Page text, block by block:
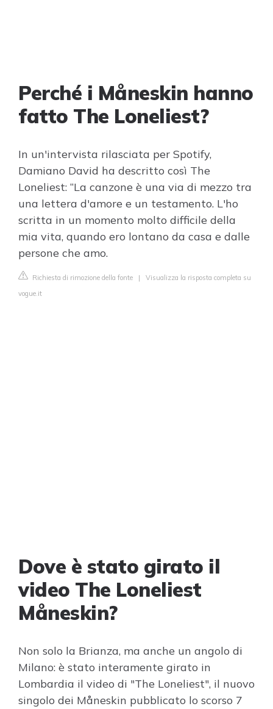
Perché i Måneskin hanno
fatto The Loneliest?
In un'intervista rilasciata per Spotify,
Damiano David ha descritto così The
Loneliest: “La canzone è una via di mezzo tra
una lettera d'amore e un testamento. L'ho
scritta in un momento molto difficile della
mia vita, quando ero lontano da casa e dalle
persone che amo.
Richiesta di rimozione della fonte | Visualizza la risposta completa su
vogue.it
Dove è stato girato il
video The Loneliest
Måneskin?
Non solo la Brianza, ma anche un angolo di
Milano: è stato interamente girato in
Lombardia il video di "The Loneliest", il nuovo
singolo dei Måneskin pubblicato lo scorso 7